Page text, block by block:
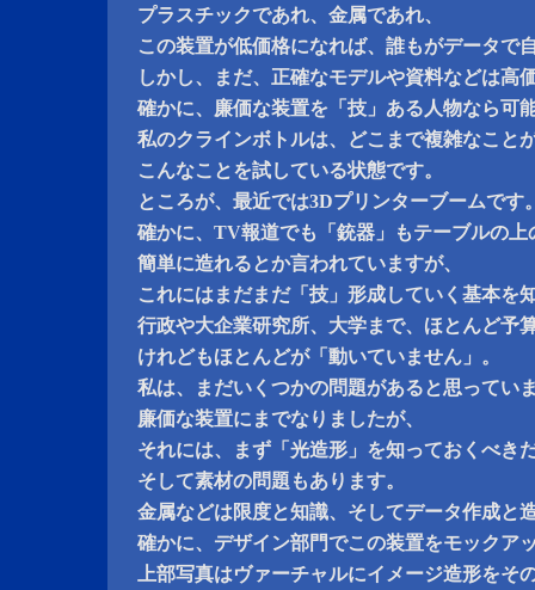
プラスチックであれ、金属であれ、
この装置が低価格になれば、誰もがデータで
しかし、まだ、正確なモデルや資料などは高
確かに、廉価な装置を「技」ある人物なら可
私のクラインボトルは、どこまで複雑なこと
こんなことを試している状態です。
ところが、最近では3Dプリンターブームです
確かに、TV報道でも「銃器」もテーブルの上
簡単に造れるとか言われていますが、
これにはまだまだ「技」形成していく基本を
行政や大企業研究所、大学まで、ほとんど予
けれどもほとんどが「動いていません」。
私は、まだいくつかの問題があると思ってい
廉価な装置にまでなりましたが、
それには、まず「光造形」を知っておくべき
そして素材の問題もあります。
金属などは限度と知識、そしてデータ作成と
確かに、デザイン部門でこの装置をモックア
上部写真はヴァーチャルにイメージ造形をそ